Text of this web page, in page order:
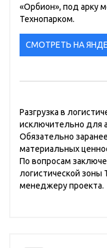
«Орбион», под арку
Технопарком.
СМОТРЕТЬ НА
Разгрузка в
исключительно для
Обязательно
материальных
По вопросам
логистической зоны
менеджеру проекта.